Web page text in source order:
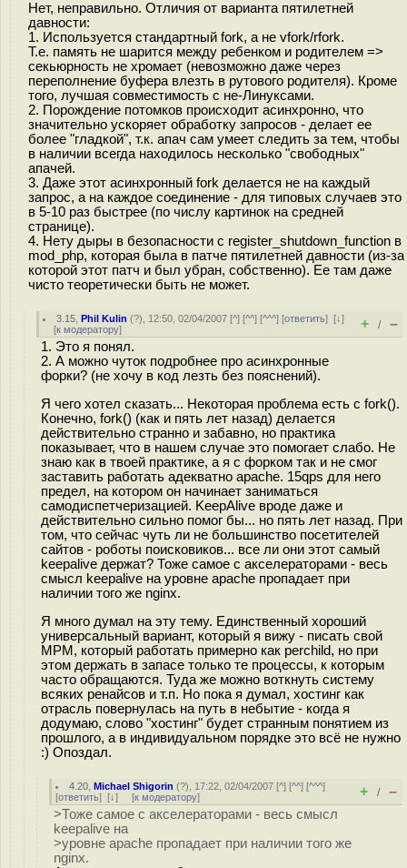
Нет, неправильно. Отличия от варианта пятилетней
давности:
1. Используется стандартный fork, а не vfork/rfork.
Т.е. память не шарится между ребенком и родителем =>
секьюрность не хромает (невозможно даже через
переполнение буфера влезть в рутового родителя). Кроме
того, лучшая совместимость с не-Линуксами.
2. Порождение потомков происходит асинхронно, что
значительно ускоряет обработку запросов - делает ее
более "гладкой", т.к. апач сам умеет следить за тем, чтобы
в наличии всегда находилось несколько "свободных"
апачей.
3. Даже этот асинхронный fork делается не на каждый
запрос, а на каждое соединение - для типовых случаев это
в 5-10 раз быстрее (по числу картинок на средней
странице).
4. Нету дыры в безопасности с register_shutdown_function в
mod_php, которая была в патче пятилетней давности (из-за
которой этот патч и был убран, собственно). Ее там даже
чисто теоретически быть не может.
3.15 ,Phil Kulin (?), 12:50, 02/04/2007 [^] [^^] [^^^] [ответить][↓]
[к модератору] + / –
1. Это я понял.
2. А можно чуток подробнее про асинхронные
форки? (не хочу в код лезть без пояснений).
Я чего хотел сказать... Некоторая проблема есть с fork().
Конечно, fork() (как и пять лет назад) делается
действительно странно и забавно, но практика
показывает, что в нашем случае это помогает слабо. Не
знаю как в твоей практике, а я с форком так и не смог
заставить работать адекватно apache. 15qps для него
предел, на котором он начинает заниматься
самодиспетчеризацией. KeepAlive вроде даже и
действительно сильно помог бы... но пять лет назад. При
том, что сейчас чуть ли не большинство посетителей
сайтов - роботы поисковиков... все ли они этот самый
keepalive держат? Тоже самое с акселераторами - весь
смысл keepalive на уровне apache пропадает при
наличии того же nginx.
Я много думал на эту тему. Единственный хороший
универсальный вариант, который я вижу - писать свой
MPM, который работать примерно как perchild, но при
этом держать в запасе только те процессы, к которым
часто обращаются. Туда же можно воткнуть систему
всяких ренайсов и т.п. Но пока я думал, хостинг как
отрасль повернулась на путь в небытие - когда я
додумаю, слово "хостинг" будет странным понятием из
прошлого, а в индивидуальном порядке это всё не нужно
:) Опоздал.
4.20 ,Michael Shigorin (?), 17:22, 02/04/2007 [^] [^^] [^^^]
[ответить] [↓] [к модератору] + / –
>Тоже самое с акселераторами - весь смысл
keepalive на
>уровне apache пропадает при наличии того же
nginx.